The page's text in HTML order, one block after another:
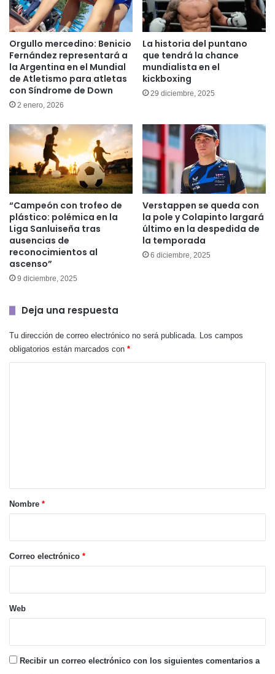
Orgullo mercedino: Benicio
Fernández representará a
la Argentina en el Mundial
de Atletismo para atletas
con Síndrome de Down
2 enero, 2026
La historia del puntano
que tendrá la chance
mundialista en el
kickboxing
29 diciembre, 2025
“Campeón con trofeo de
plástico: polémica en la
Liga Sanluiseña tras
ausencias de
reconocimientos al
ascenso”
9 diciembre, 2025
Verstappen se queda con
la pole y Colapinto largará
último en la despedida de
la temporada
6 diciembre, 2025
Deja una respuesta
Tu dirección de correo electrónico no será publicada. Los campos
obligatorios están marcados con *
r
*
Nombre *
Correo electrónico *
Web
Recibir un correo electrónico con los siguientes comentarios a